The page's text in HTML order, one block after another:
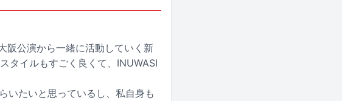
阪公演から一緒に活動していく新
タイルもすごく良くて、INUWASI
いたいと思っているし、私自身も